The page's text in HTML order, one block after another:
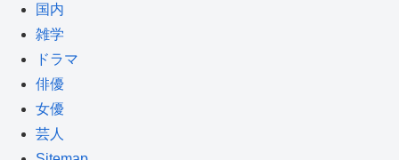
国内
雑学
ドラマ
俳優
女優
芸人